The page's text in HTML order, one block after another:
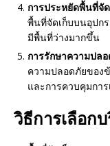
การประหยัดพื้นที่จั
พื้นที่จัดเก็บบนอุปก
มีพื้นที่ว่างมากขึ้น
การรักษาความปล
ความปลอดภัยของ
และการควบคุมการ
วิธีการเลือก